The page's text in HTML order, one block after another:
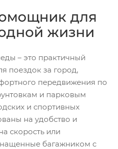
для
жизни
– это практичный
поездок за город,
передвижения по
и парковым
и спортивных
на удобство и
скорость или
багажником с